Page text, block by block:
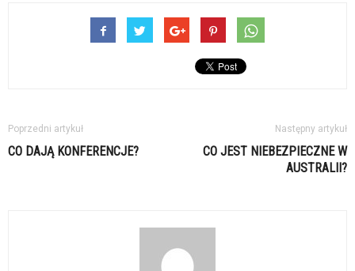
Poprzedni artykuł
CO DAJĄ KONFERENCJE?
Następny artykuł
CO JEST NIEBEZPIECZNE W
AUSTRALII?